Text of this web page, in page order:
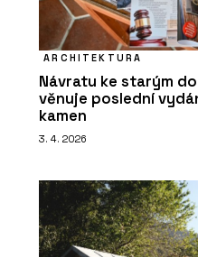
ARCHITEKTURA
Návratu ke starým
věnuje poslední
kamen
3. 4. 2026